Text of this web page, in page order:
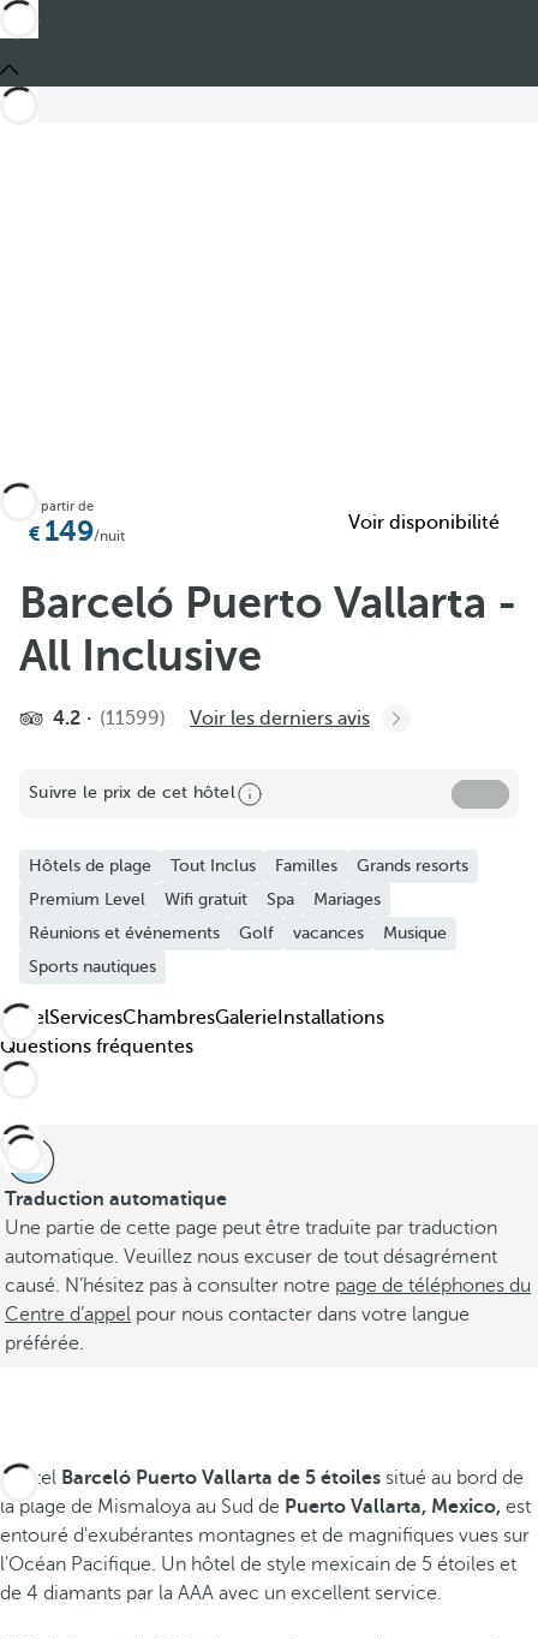
Partager
Ajouter aux favoris
Découvrez nos photos et vidéos
À partir de
149/nuit
Voir disponibilité
Barceló Puerto Vallarta -
All Inclusive
4.2 (11599) Voir les derniers avis
Suivre le prix de cet hôtel
Hôtels de plage Tout Inclus Familles
Grands resorts
Premium Level
Wifi gratuit Spa
Mariages
Réunions et événements
Golf vacances
Musique
Sports nautiques
HôtelServicesChambresGalerie Installations
Questions fréquentes
Traduction automatique
Une partie de cette page peut être traduite par traduction
automatique. Veuillez nous excuser de tout désagrément
causé. N’hésitez pas à consulter notre page de téléphones du
Centre d’appel pour nous contacter dans votre langue
préférée.
L'hôtel Barceló Puerto Vallarta de 5 étoiles situé au bord de
la plage de Mismaloya au Sud de Puerto Vallarta, Mexico, est
entouré d'exubérantes montagnes et de magnifiques vues sur
l'Océan Pacifique. Un hôtel de style mexicain de 5 étoiles et
de 4 diamants par la AAA avec un excellent service.